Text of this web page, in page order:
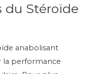
du Stéroïde
anabolisant
la performance